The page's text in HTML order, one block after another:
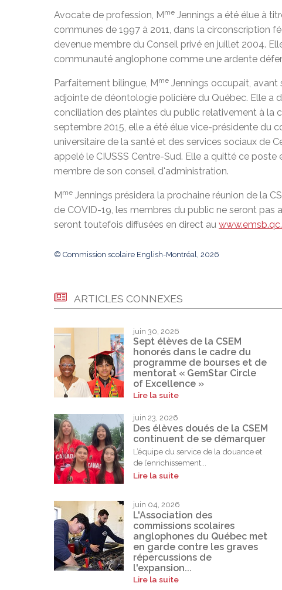
Avocate de profession, Mme Jennings a été élue à
communes de 1997 à 2011, dans la circonscription
devenue membre du Conseil privé en juillet 2004.
communauté anglophone comme une ardente
Parfaitement bilingue, Mme Jennings occupait, avant
adjointe de déontologie policière du Québec. Elle a
conciliation des plaintes du public relativement à la
septembre 2015, elle a été élue vice-présidente du
universitaire de la santé et des services sociaux de
appelé le CIUSSS Centre-Sud. Elle a quitté ce poste
membre de son conseil d'administration.
Mme Jennings présidera la prochaine réunion de la
de COVID-19, les membres du public ne seront
seront toutefois diffusées en direct au
© Commission scolaire English-Montréal, 2026
ARTICLES CONNEXES
juin 30, 2026
Sept élèves de la CSEM
honorés dans le cadre du
programme de bourses et de
mentorat « GemStar Circle
of Excellence »
Lire la suite
juin 23, 2026
Des élèves doués de la CSEM
continuent de se démarquer
L’équipe du service de la douance et
de l’enrichissement...
Lire la suite
juin 04, 2026
L'Association des
commissions scolaires
anglophones du Québec met
en garde contre les graves
répercussions de
l'expansion...
Lire la suite